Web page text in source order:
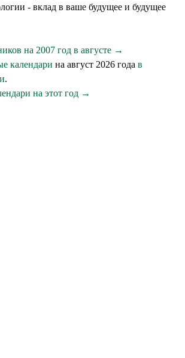
- вклад в ваше будущее и будущее
на 2007 год в августе →
календари на август 2026 года в
.
на этот год →